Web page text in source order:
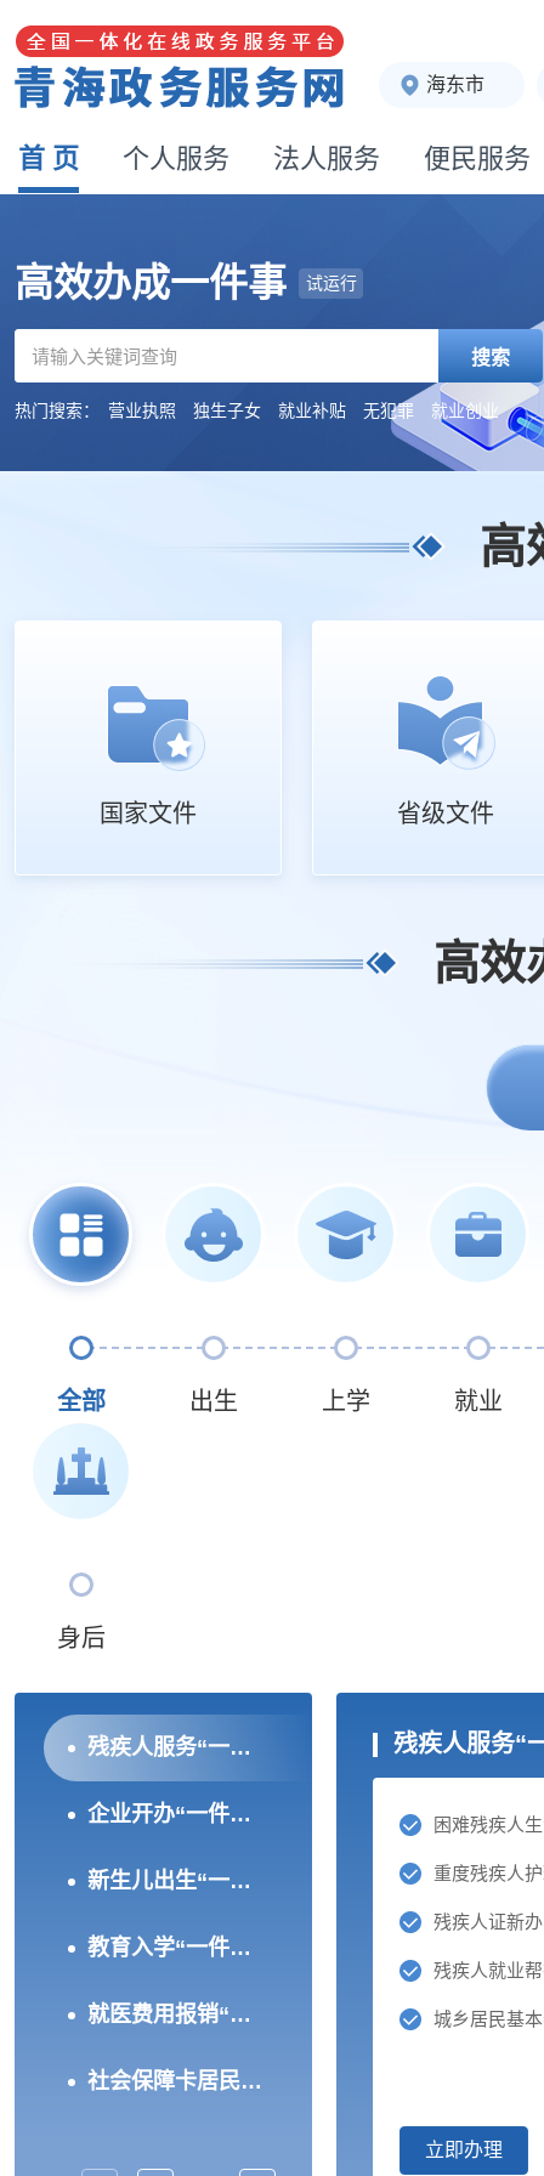
海东市
首 页 个人服务 法人服务 便民服务
高效办成一件事 试运行
搜索
热门搜索： 营业执照 独生子女 就业补贴 无犯罪 就业创业
高
国家文件 省级文件
高效
全部 出生 上学 就业
身后
残疾人服务“一件事”（试运行）
企业开办“一件事”（试运行）
新生儿出生“一件事”（试运行）
教育入学“一件事”（试运行）
就医费用报销“一件事”（试运行）
社会保障卡居民服务“一件事”（试运行）
残疾人服务“
困难残疾人
重度残疾人
残疾人就业
城乡居民基
立即办理